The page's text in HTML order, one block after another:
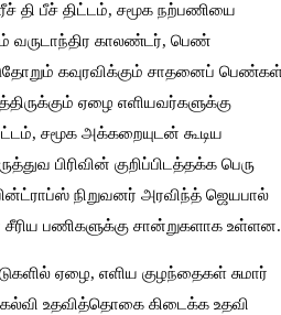
தி பீச் திட்டம், சமூக நற்பணியை
வருடாந்திர காலண்டர், பெண்
கவுரவிக்கும் சாதனைப்
ஏழை எளியவர்களுக்கு
சமூக அக்கறையுடன் கூடிய
பிரிவின் குறிப்பிடத்தக்க பெரு
நிறுவனர் அரவிந்த் ஜெயபால்
சீரிய பணிகளுக்கு சான்றுகளாக உள்ளன.
ஏழை, எளிய குழந்தைகள் சுமார்
கல்வி உதவித்தொகை கிடைக்க உதவி